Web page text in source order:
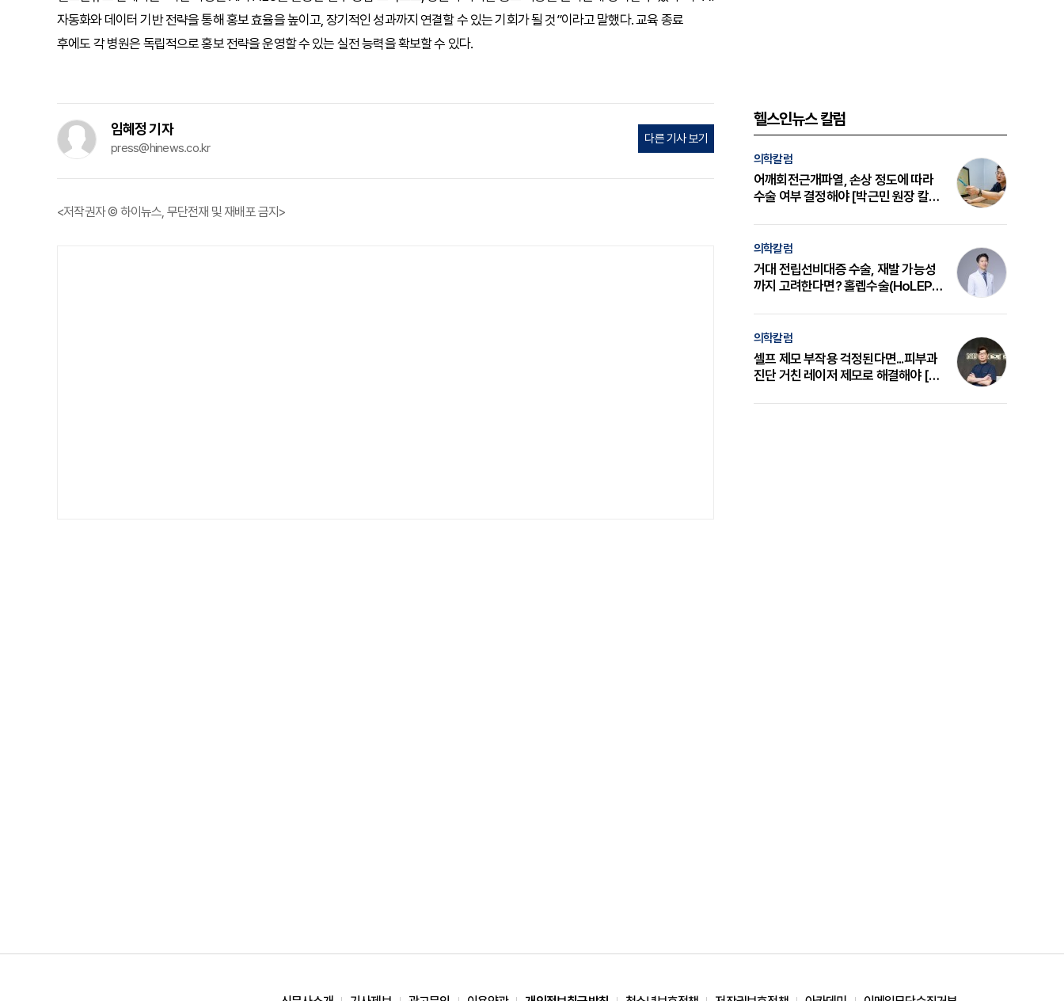
자동화와 데이터 기반 전략을 통해 홍보 효율을 높이고, 장기적인 성과까지 연결할 수 있는 기회가 될 것”이라고 말했다. 교육 종료
후에도 각 병원은 독립적으로 홍보 전략을 운영할 수 있는 실전 능력을 확보할 수 있다.
임혜정 기자
press@hinews.co.kr
다른 기사 보기
<저작권자 © 하이뉴스, 무단전재 및 재배포 금지>
헬스인뉴스 칼럼
의학칼럼
어깨회전근개파열, 손상 정도에 따라
수술 여부 결정해야 [박근민 원장 칼
의학칼럼
거대 전립선비대증 수술, 재발 가능성
까지 고려한다면? 홀렙수술(HoLEP)
의학칼럼
셀프 제모 부작용 걱정된다면...피부과
진단 거친 레이저 제모로 해결해야 [변